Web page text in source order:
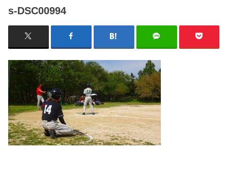
s-DSC00994